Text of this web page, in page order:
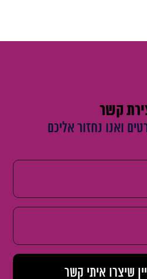
קשר
ואנו נחזור אליכם